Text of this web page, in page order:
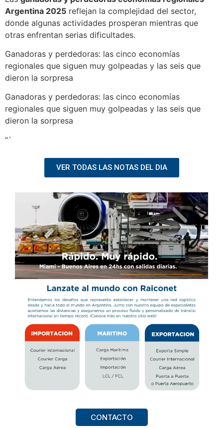
Argentina 2025 reflejan la complejidad del sector,
donde algunas actividades prosperan mientras que
otras enfrentan serias dificultades.
Ganadoras y perdedoras: las cinco economías
regionales que siguen muy golpeadas y las seis que
dieron la sorpresa
Ganadoras y perdedoras: las cinco economías
regionales que siguen muy golpeadas y las seis que
dieron la sorpresa
“`
VER TODAS LAS NOTAS DEL DIA
CONTACTO